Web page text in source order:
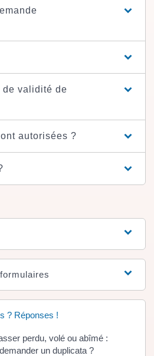
de validité de
autorisées ?
? Réponses !
perdu, volé ou abîmé :
un duplicata ?